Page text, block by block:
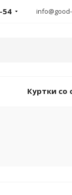
54
Куртки со